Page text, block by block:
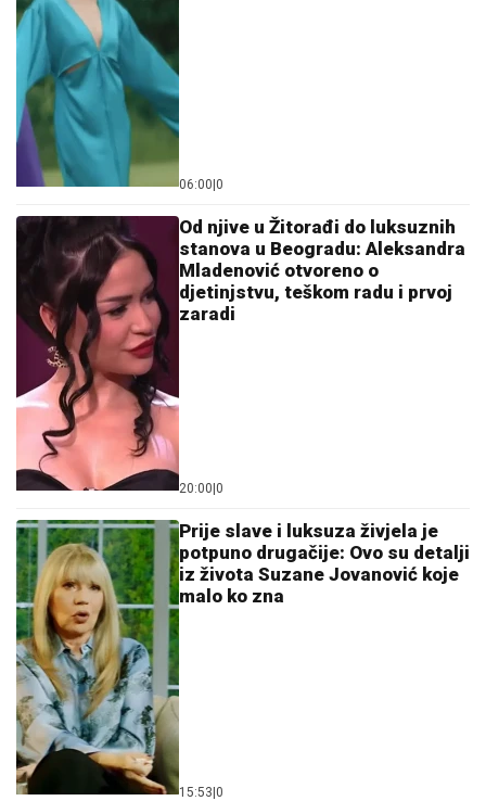
06:00 0
Od njive u Žitorađi do luksuznih
stanova u Beogradu: Aleksandra
Mladenović otvoreno o
djetinjstvu, teškom radu i prvoj
zaradi
20:00 0
Prije slave i luksuza živjela je
potpuno drugačije: Ovo su detalji
iz života Suzane Jovanović koje
malo ko zna
15:53 0